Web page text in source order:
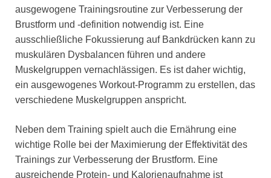
ausgewogene Trainingsroutine zur Verbesserung der
Brustform und -definition notwendig ist. Eine
ausschließliche Fokussierung auf Bankdrücken kann zu
muskulären Dysbalancen führen und andere
Muskelgruppen vernachlässigen. Es ist daher wichtig,
ein ausgewogenes Workout-Programm zu erstellen, das
verschiedene Muskelgruppen anspricht.
Neben dem Training spielt auch die Ernährung eine
wichtige Rolle bei der Maximierung der Effektivität des
Trainings zur Verbesserung der Brustform. Eine
ausreichende Protein- und Kalorienaufnahme ist